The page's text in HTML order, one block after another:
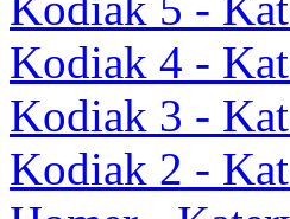
Kodiak 4 -
Kodiak 3 -
Kodiak 2 -